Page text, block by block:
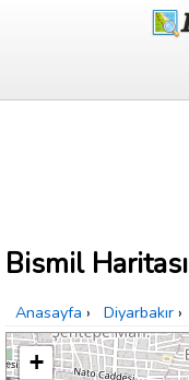
Bismil Haritası
Anasayfa › Diyarbakır ›
+